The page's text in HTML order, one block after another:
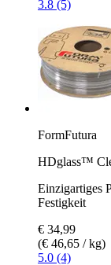
3.8 (5)
FormFutura
HDglass™
Einzigartiges
Festigkeit
€ 34,99
(€ 46,65 / kg)
5.0 (4)